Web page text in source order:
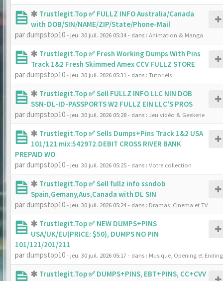
Trustlegit.Top ✅ FULLZ INFO Australia/Canada
with DOB/SIN/NAME/ZIP/State/Phone-Mail
par dumpstop10- jeu. 30 juil. 2026 05:34- dans : Animation & Manga
Trustlegit.Top ✅ Fresh Working Dumps With Pins
Track 1&2 Fresh Skimmed Amex CCV FULLZ STORE
par dumpstop10- jeu. 30 juil. 2026 05:31 - dans : Tutoriels
Trustlegit.Top ✅ Sell FULLZ INFO LLC NIN DOB
SSN-DL-ID-PASSPORTS W2 FULLZ EIN LLC'S PROS
par dumpstop10- jeu. 30 juil. 2026 05:28- dans : Jeu vidéo & Geekerie
Trustlegit.Top ✅ Sells Dumps+Pins Track 1&2 USA
101/121 mix:542972.DEBIT CROSS RIVER BANK
PREPAID WO
par dumpstop10- jeu. 30 juil. 2026 05:25- dans : Votre collection
Trustlegit.Top ✅ Sell fullz info ssndob
Spain,Gemany,Aus,Canada with DL SIN
par dumpstop10- jeu. 30 juil. 2026 05:24- dans : Dramas, Cinema et TV
Trustlegit.Top ✅ NEW DUMPS+PINS
USA/UK/EU(PRICE: $50), DUMPS NO PIN
101/121/201/211
par dumpstop10- jeu. 30 juil. 2026 05:17- dans : Musique, Opening et Ending
Trustlegit.Top ✅ DUMPS+PINS, EBT+PINS, CC+CVV